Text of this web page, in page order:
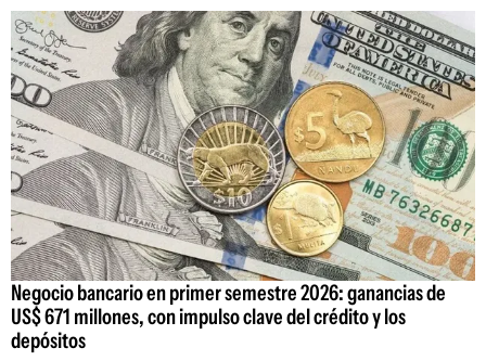
Negocio bancario en primer semestre 2026: ganancias de
US$ 671 millones, con impulso clave del crédito y los
depósitos